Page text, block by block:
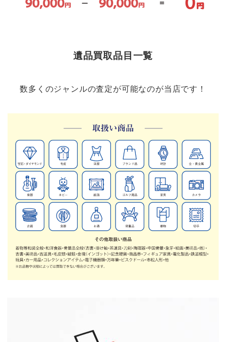
遺品買取品目一覧
数多くのジャンルの査定が可能なのが当店です！